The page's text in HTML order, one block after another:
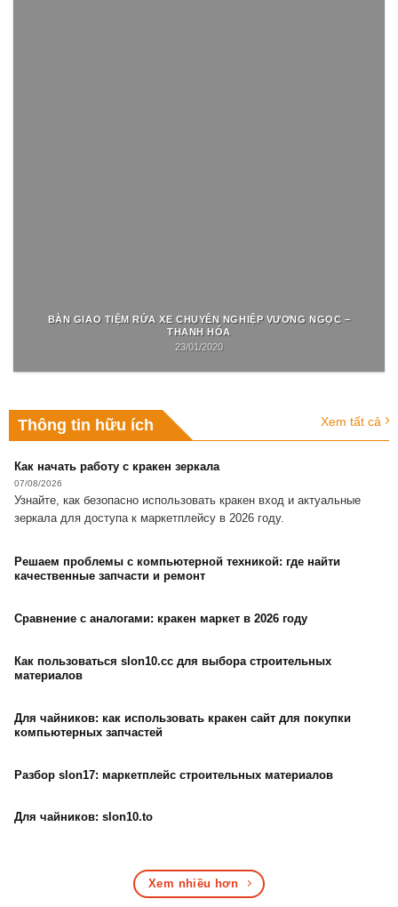
BÀN GIAO TIỆM RỬA XE CHUYÊN NGHIỆP VƯƠNG NGỌC –
THANH HÓA
23/01/2020
Thông tin hữu ích Xem tất cả
Как начать работу с кракен зеркала
07/08/2026
Узнайте, как безопасно использовать кракен вход и актуальные
зеркала для доступа к маркетплейсу в 2026 году.
Решаем проблемы с компьютерной техникой: где найти
качественные запчасти и ремонт
Сравнение с аналогами: кракен маркет в 2026 году
Как пользоваться slon10.cc для выбора строительных
материалов
Для чайников: как использовать кракен сайт для покупки
компьютерных запчастей
Разбор slon17: маркетплейс строительных материалов
Для чайников: slon10.to
Xem nhiều hơn